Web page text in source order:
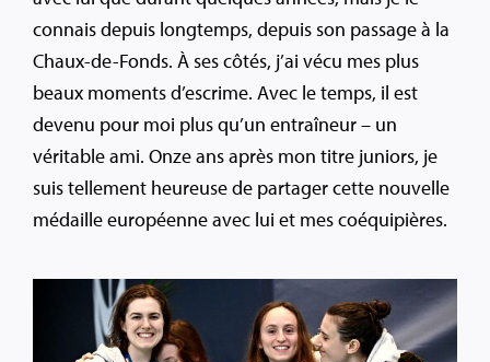
connais depuis longtemps, depuis son passage à la
Chaux-de-Fonds. À ses côtés, j’ai vécu mes plus
beaux moments d’escrime. Avec le temps, il est
devenu pour moi plus qu’un entraîneur – un
véritable ami. Onze ans après mon titre juniors, je
suis tellement heureuse de partager cette nouvelle
médaille européenne avec lui et mes coéquipières.